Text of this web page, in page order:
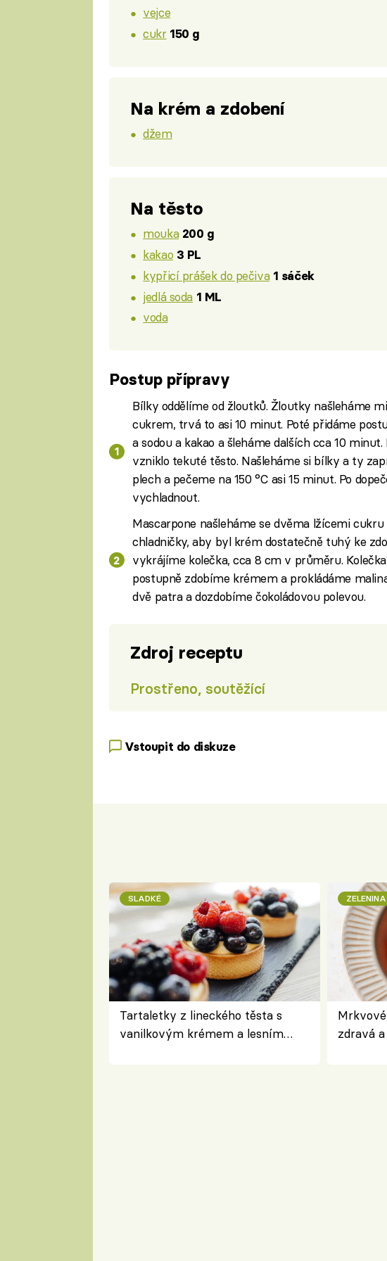
vejce
cukr 150 g
Na krém a zdobení
džem
Na těsto
mouka 200 g
kakao 3 PL
kypřicí prášek do pečiva 1 sáček
jedlá soda 1 ML
voda
Postup přípravy
Bílky oddělíme od žloutků. Žloutky našleháme
cukrem, trvá to asi 10 minut. Poté přidáme
a sodou a kakao a šleháme dalších cca 10
vzniklo tekuté těsto. Našleháme si bílky a ty
plech a pečeme na 150 °C asi 15 minut. Po
vychladnout.
Mascarpone našleháme se dvěma lžícemi
chladničky, aby byl krém dostatečně tuhý ke
vykrájíme kolečka, cca 8 cm v průměru.
postupně zdobíme krémem a prokládáme
dvě patra a dozdobíme čokoládovou polevou.
Zdroj receptu
Prostřeno, soutěžící
Vstoupit do diskuze
SLADKÉ
Tartaletky z lineckého těsta s
vanilkovým krémem a lesním
ZELENINA
zdravá